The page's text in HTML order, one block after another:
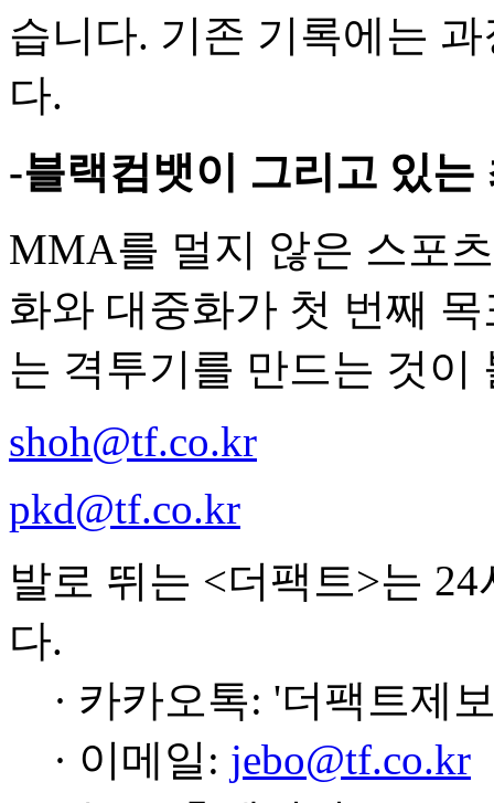
습니다. 기존 기록에는
다.
-블랙컴뱃이 그리고 있
MMA를 멀지 않은 스포
화와 대중화가 첫 번째
는 격투기를 만드는 것이
shoh@tf.co.kr
pkd@tf.co.kr
발로 뛰는 <더팩트>는
다.
· 카카오톡: '더팩트제
· 이메일: jebo@tf.co.kr